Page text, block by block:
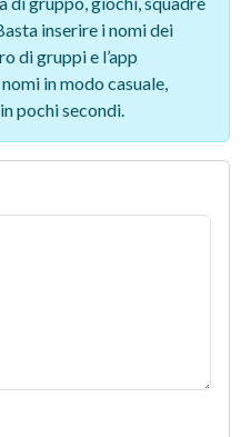
inserire i nomi dei
di gruppi e l’app
in modo casuale,
pochi secondi.